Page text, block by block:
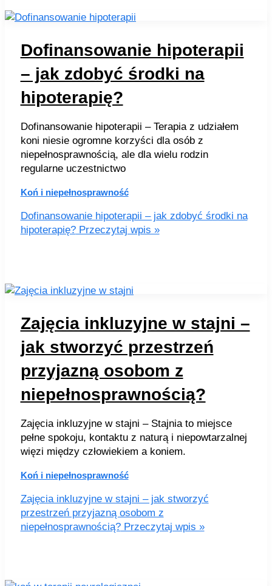
Dofinansowanie hipoterapii
– jak zdobyć środki na
hipoterapię?
Dofinansowanie hipoterapii – Terapia z udziałem
koni niesie ogromne korzyści dla osób z
niepełnosprawnością, ale dla wielu rodzin
regularne uczestnictwo
Koń i niepełnosprawność
Dofinansowanie hipoterapii – jak zdobyć środki na
hipoterapię?Przeczytaj wpis »
Zajęcia inkluzyjne w stajni –
jak stworzyć przestrzeń
przyjazną osobom z
niepełnosprawnością?
Zajęcia inkluzyjne w stajni – Stajnia to miejsce
pełne spokoju, kontaktu z naturą i niepowtarzalnej
więzi między człowiekiem a koniem.
Koń i niepełnosprawność
Zajęcia inkluzyjne w stajni – jak stworzyć
przestrzeń przyjazną osobom z
niepełnosprawnością?Przeczytaj wpis »